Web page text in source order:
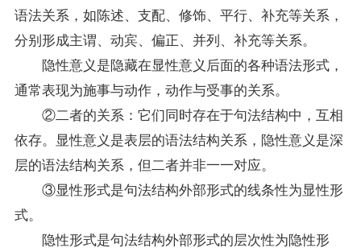
语法关系，如陈述、支配、修饰、平行、补充等关系，
分别形成主谓、动宾、偏正、并列、补充等关系。
隐性意义是隐藏在显性意义后面的各种语法形式，
通常表现为施事与动作，动作与受事的关系。
②二者的关系：它们同时存在于句法结构中，互相
依存。显性意义是表层的语法结构关系，隐性意义是深
层的语法结构关系，但二者并非一一对应。
③显性形式是句法结构外部形式的线条性为显性形
式。
隐性形式是句法结构外部形式的层次性为隐性形